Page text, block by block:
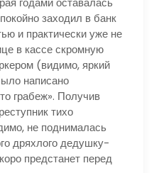
заходил в банк
и практически уже не
в кассе скромную
(видимо, яркий
написано
грабеж». Получив
тихо
не поднималась
дряхлого дедушку-
предстанет перед